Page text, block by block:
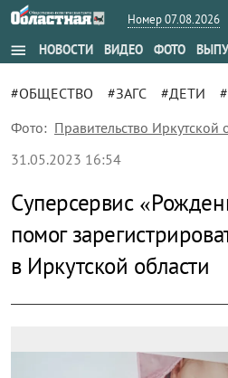
Номер 07.08.2026
menu НОВОСТИ ВИДЕО ФОТО
#ОБЩЕСТВО #ЗАГС #ДЕТИ
Фото: Правительство Иркутской
31.05.2023 16:54
Суперсервис
помог
в Иркутской области